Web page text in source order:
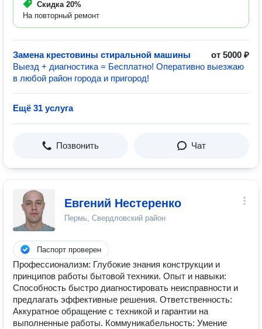
Скидка 20%
На повторный ремонт
Замена крестовины стиральной машины
от 5000 ₽
Выезд + диагностика = Бесплатно! Оперативно выезжаю
в любой район города и пригород!
Ещё 31 услуга
Позвонить Чат
Евгений Нестеренко
Пермь, Свердловский район
Паспорт проверен
Профессионализм: Глубокие знания конструкции и
принципов работы бытовой техники. Опыт и навыки:
Способность быстро диагностировать неисправности и
предлагать эффективные решения. Ответственность:
Аккуратное обращение с техникой и гарантии на
выполненные работы. Коммуникабельность: Умение